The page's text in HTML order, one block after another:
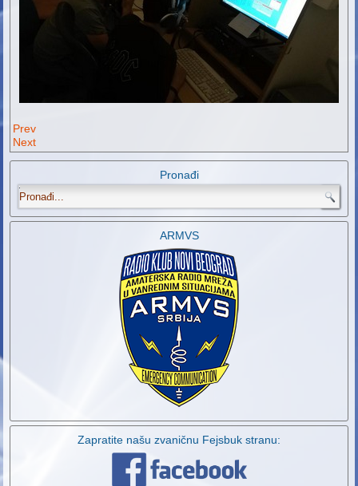
Prev
Next
Pronađi
.
ARMVS
Zapratite našu zvaničnu Fejsbuk stranu: